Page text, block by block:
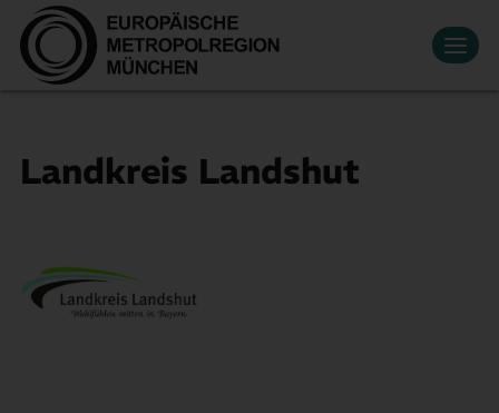
Datenschutzeinstellungen
Zum Hauptinhalt springen
Wirtschaftsregion
Mobilität
Über uns
Landkreis Landshut